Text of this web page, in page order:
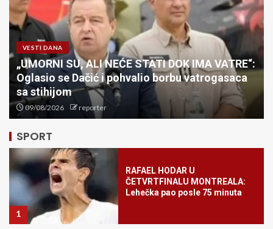
VESTI DANA
„UMORNI SU, ALI NEĆE STATI DOK IMA VATRE“:
Oglasio se Dačić i pohvalio borbu vatrogasaca
sa stihijom
09/08/2026 reporter
SPORT
Zvezda uspešno položila
generalnu probu za Hapoel: Novi
Pazar pobeđen na Marakani sa
igračem manje uz sjajnog
Kataija!
1
RAFAEL HODAR U
ČETVRTFINALU MONTREALA:
Lehečka pao posle 75 minuta